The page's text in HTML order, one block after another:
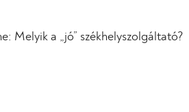
Melyik a „jó” székhelyszolgáltató?